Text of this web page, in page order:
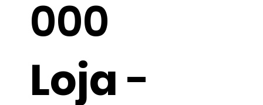
000
Loja-